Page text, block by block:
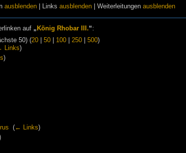
ausblenden | Linksausblenden | Weiterleitungenausblenden
auf „ König Rhobar III.“:
50) (20| 50| 100| 250| 500)
Links)
)
(← Links)
)